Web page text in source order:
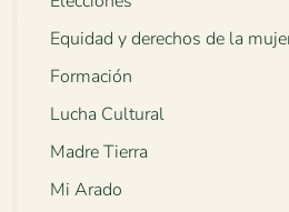
Equidad y derechos de la
Formación
Lucha Cultural
Madre Tierra
Mi Arado